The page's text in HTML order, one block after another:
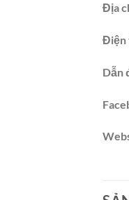
Địa
Điện
Dẫn